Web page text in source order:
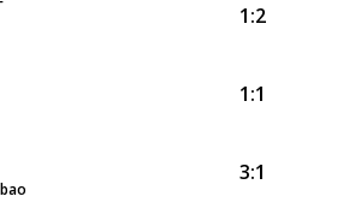
1:2
1:1
3:1